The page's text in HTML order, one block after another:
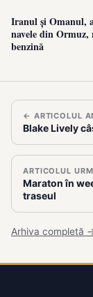
Iranul și Omanul,
navele din Ormuz,
benzină
← ARTICOLUL
Blake Lively
ARTICOLUL
Maraton în
traseul
Arhiva completă